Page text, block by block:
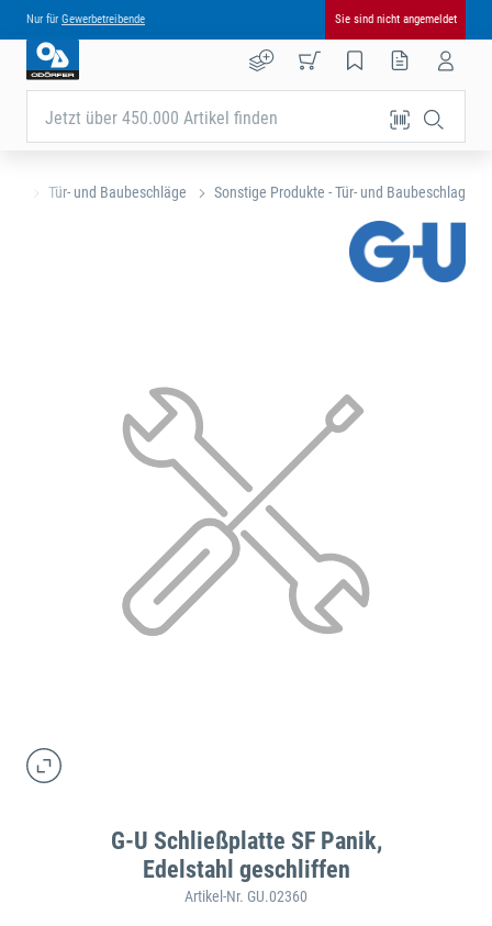
Nur für Gewerbetreibende Sie sind nicht angemeldet
Jetzt über 450.000 Artikel finden
Tür- und Baubeschläge Sonstige Produkte - Tür- und Baubeschlag
G-U Schließplatte SF Panik,
Edelstahl geschliffen
Artikel-Nr. GU.02360